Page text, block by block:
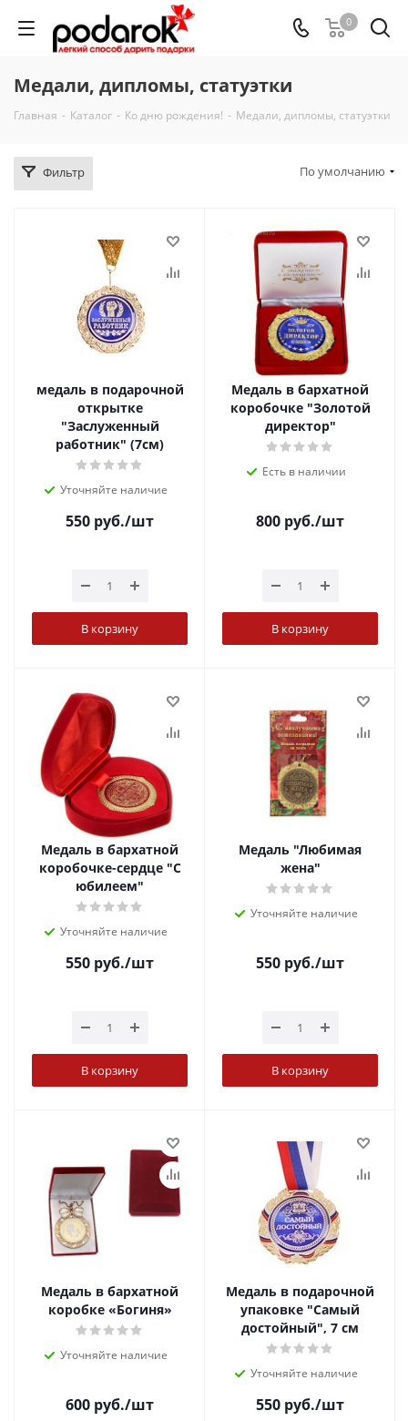
0
Медали, дипломы, статуэтки
Главная - Каталог - Ко дню рождения! - Медали, дипломы, статуэтки
Фильтр По умолчанию
медаль в подарочной
открытке
"Заслуженный
работник" (7см)
Уточняйте наличие
550 руб./шт
В корзину
Медаль в бархатной
коробочке "Золотой
директор"
Есть в наличии
800 руб./шт
В корзину
Медаль в бархатной
коробочке-сердце "С
юбилеем"
Уточняйте наличие
550 руб./шт
В корзину
Медаль "Любимая
жена"
Уточняйте наличие
550 руб./шт
В корзину
Медаль в бархатной
коробке «Богиня»
Уточняйте наличие
600 руб./шт
Медаль в подарочной
упаковке "Самый
достойный", 7 см
Уточняйте наличие
550 руб./шт